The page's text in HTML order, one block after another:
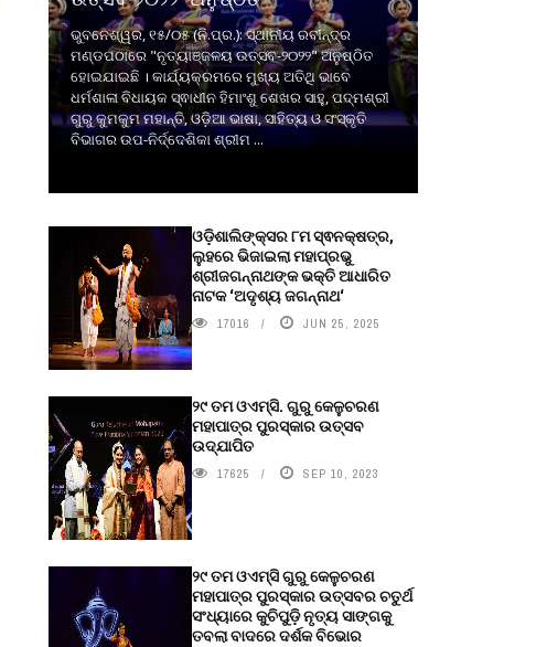
ଭୁବନେଶ୍ୱର, ୧୫/୦୫ (ନି.ପ୍ର.): ସ୍ଥାନୀୟ ରବୀନ୍ଦ୍ର
ମଣ୍ଡପଠାରେ "ନୃତ୍ୟାଞ୍ଜଳୟ ଉତ୍ସବ-୨୦୨୨" ଅନୁଷ୍ଠିତ
ହୋଇଯାଇଛି । କାର୍ଯ୍ୟକ୍ରମରେ ମୁଖ୍ୟ ଅତିଥି ଭାବେ
ଧର୍ମଶାଳା ବିଧାୟକ ସ୍ଵାଧୀନ ହିମାଂଶୁ ଶେଖର ସାହୁ, ପଦ୍ମଶ୍ରୀ
ଗୁରୁ କୁମକୁମ ମହାନ୍ତି, ଓଡ଼ିଆ ଭାଷା, ସାହିତ୍ୟ ଓ ସଂସ୍କୃତି
ବିଭାଗର ଉପ-ନିର୍ଦ୍ଦେଶିକା ଶ୍ରୀମ ...
ଓଡ଼ିଶାଲିଙ୍କ୍ସର ୮ମ ସ୍ଵନକ୍ଷତ୍ର,
ଲୁହରେ ଭିଜାଇଲା ମହାପ୍ରଭୁ
ଶ୍ରୀଜଗନ୍ନାଥଙ୍କ ଭକ୍ତି ଆଧାରିତ
ନାଟକ ‘ଅଦୃଶ୍ୟ ଜଗନ୍ନାଥ‘
17016 JUN 25, 2025
୨୯ ତମ ଓଏମ୍‌ସି. ଗୁରୁ କେଳୁଚରଣ
ମହାପାତ୍ର ପୁରସ୍କାର ଉତ୍ସବ
ଉଦ୍‍ଯାପିତ
17625 SEP 10, 2023
୨୯ ତମ ଓଏମ୍‌ସି ଗୁରୁ କେଳୁଚରଣ
ମହାପାତ୍ର ପୁରସ୍କାର ଉତ୍ସବର ଚତୁର୍ଥ
ସଂଧ୍ୟାରେ କୁଚିପୁଡ଼ି ନୃତ୍ୟ ସାଙ୍ଗକୁ
ତବଲା ବାଦରେ ଦର୍ଶକ ବିଭୋର